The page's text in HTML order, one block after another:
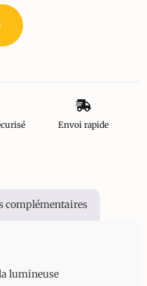
Envoi rapide
complémentaires
lumineuse